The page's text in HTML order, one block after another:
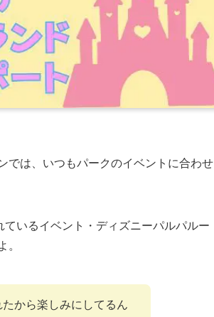
では、いつもパークのイベントに合わせ
いるイベント・ディズニーパルパルー
。
から楽しみにしてるん